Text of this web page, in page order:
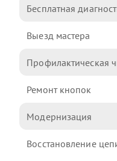
Бесплатная
Выезд мастера
Профилактическая
Ремонт кнопок
Модернизация
Восстановление